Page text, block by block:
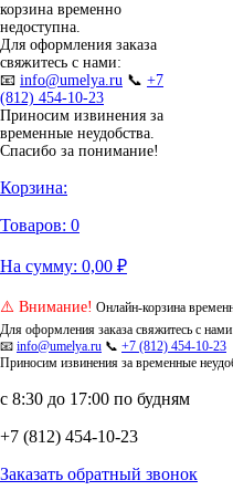
корзина временно
недоступна.
Для оформления заказа
свяжитесь с нами:
📧 info@umelya.ru 📞 +7
(812) 454-10-23
Приносим извинения за
временные неудобства.
Спасибо за понимание!
Корзина:
Товаров: 0
На сумму: 0,00 ₽
⚠️ Внимание! Онлайн-корзина
Для оформления заказа свяжитесь с
📧 info@umelya.ru 📞 +7 (812) 454-10-23
Приносим извинения за временные
с 8:30 до 17:00 по будням
+7 (812) 454-10-23
Заказать обратный звонок